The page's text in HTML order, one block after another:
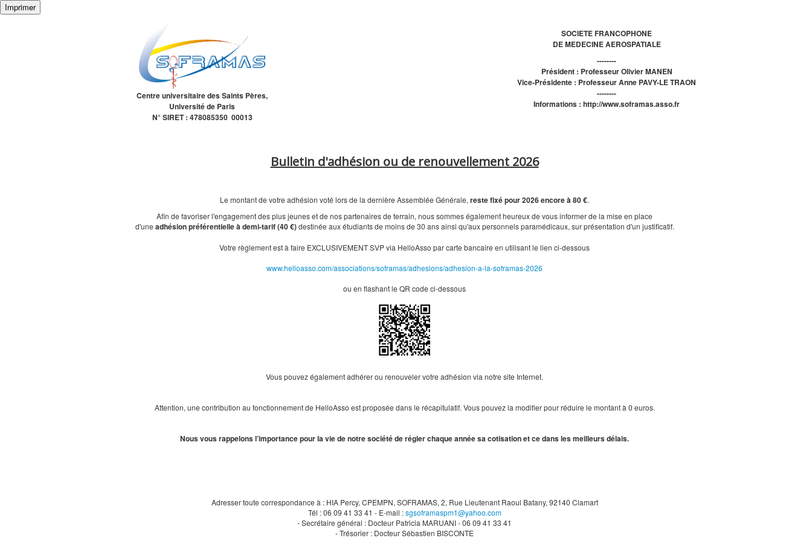
Imprimer
SOCIETE FRANCOPHONE
DE MEDECINE AEROSPATIALE
--------
Président : Professeur Olivier MANEN
Vice-Présidente : Professeur Anne PAVY-LE TRAON
--------
Informations : http://www.soframas.asso.fr
Centre universitaire des Saints Pères,
Université de Paris
N° SIRET : 478085350 00013
Bulletin d'adhésion ou de renouvellement 2026
Le montant de votre adhésion voté lors de la dernière Assemblée Générale, reste fixé pour 2026 encore à 80 €.
Afin de favoriser l'engagement des plus jeunes et de nos partenaires de terrain, nous sommes également heureux de vous informer de la mise en place
d'une adhésion préférentielle à demi-tarif (40 €)destinée aux étudiants de moins de 30 ans ainsi qu'aux personnels paramédicaux, sur présentation d'un justificatif.
Votre règlement est à faire EXCLUSIVEMENT SVP via HelloAsso par carte bancaire en utilisant le lien ci-dessous
www.helloasso.com/associations/soframas/adhesions/adhesion-a-la-soframas-2026
ou en flashant le QR code ci-dessous
Vous pouvez également adhérer ou renouveler votre adhésion via notre site Internet.
Attention, une contribution au fonctionnement de HelloAsso est proposée dans le récapitulatif. Vous pouvez la modifier pour réduire le montant à 0 euros.
Nous vous rappelons l’importance pour la vie de notre société de régler chaque année sa cotisation et ce dans les meilleurs délais.
Adresser toute correspondance à : HIA Percy, CPEMPN, SOFRAMAS, 2, Rue Lieutenant Raoul Batany, 92140 Clamart
Tél : 06 09 41 33 41 - E-mail :sgsoframaspm1@yahoo.com
- Secrétaire général : Docteur Patricia MARUANI - 06 09 41 33 41
- Trésorier : Docteur Sébastien BISCONTE